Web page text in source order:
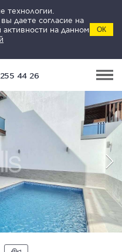
технологии.
даете согласие на
на данном
ОК
44 26